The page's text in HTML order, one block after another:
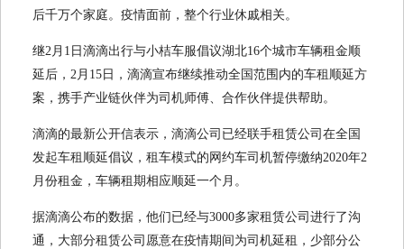
后千万个家庭。疫情面前，整个行业休戚相关。
继2月1日滴滴出行与小桔车服倡议湖北16个城市车辆租金顺
延后，2月15日，滴滴宣布继续推动全国范围内的车租顺延方
案，携手产业链伙伴为司机师傅、合作伙伴提供帮助。
滴滴的最新公开信表示，滴滴公司已经联手租赁公司在全国
发起车租顺延倡议，租车模式的网约车司机暂停缴纳2020年2
月份租金，车辆租期相应顺延一个月。
据滴滴公布的数据，他们已经与3000多家租赁公司进行了沟
通，大部分租赁公司愿意在疫情期间为司机延租，少部分公